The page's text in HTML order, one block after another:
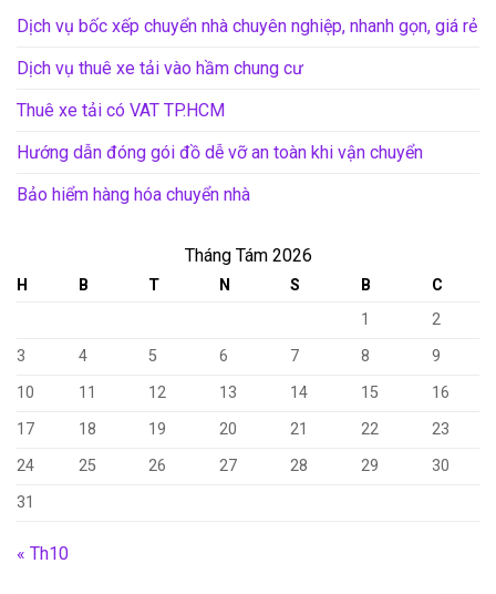
Dịch vụ bốc xếp chuyển nhà chuyên nghiệp, nhanh gọn, giá rẻ
Dịch vụ thuê xe tải vào hầm chung cư
Thuê xe tải có VAT TP.HCM
Hướng dẫn đóng gói đồ dễ vỡ an toàn khi vận chuyển
Bảo hiểm hàng hóa chuyển nhà
Tháng Tám 2026
H B T N S B
C
1
2
3
4 5 6 7 8
9
10
11 12 13 14 15
16
17
18 19 20 21 22
23
24
25 26 27 28 29
30
31
« Th10